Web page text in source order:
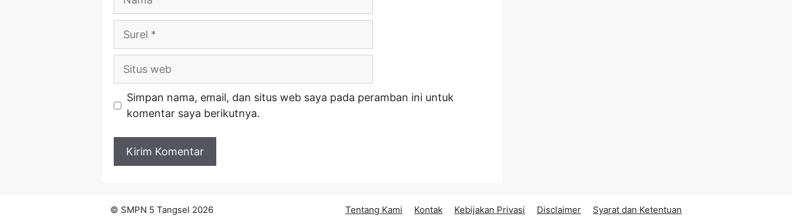
Surel
Situs
Simpan nama, email, dan situs web saya pada peramban ini untuk
komentar saya berikutnya.
Tentang Kami Kontak Kebijakan Privasi Disclaimer Syarat dan Ketentuan
© SMPN 5 Tangsel 2026